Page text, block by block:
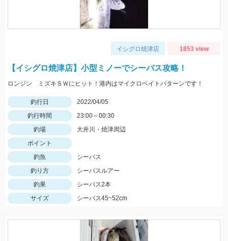
イシグロ焼津店 1853 view
【イシグロ焼津店】小型ミノーでシーバス攻略！
ロンジン ミズキＳＷにヒット！港内はマイクロベイトパターンです！
釣行日
2022/04/05
釣行時間
23:00～00:30
釣場
大井川・焼津周辺
ポイント
釣魚
シーバス
釣り方
シーバスルアー
釣果
シーバス2本
サイズ
シーバス45~52cm